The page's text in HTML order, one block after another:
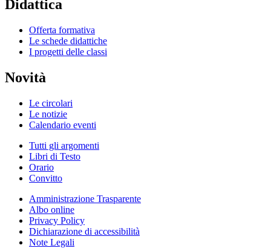
Didattica
Offerta formativa
Le schede didattiche
I progetti delle classi
Novità
Le circolari
Le notizie
Calendario eventi
Tutti gli argomenti
Libri di Testo
Orario
Convitto
Amministrazione Trasparente
Albo online
Privacy Policy
Dichiarazione di accessibilità
Note Legali